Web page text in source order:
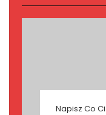
Napisz Co